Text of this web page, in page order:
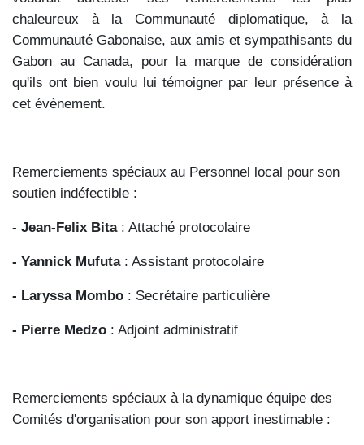
chaleureux à la Communauté diplomatique, à la
Communauté Gabonaise, aux amis et sympathisants du
Gabon au Canada, pour la marque de considération
qu'ils ont bien voulu lui témoigner par leur présence à
cet évènement.
Remerciements spéciaux au Personnel local pour son
soutien indéfectible :
- Jean-Felix Bita: Attaché protocolaire
- Yannick Mufuta: Assistant protocolaire
- Laryssa Mombo : Secrétaire particulière
- Pierre Medzo : Adjoint administratif
Remerciements spéciaux à la dynamique équipe des
Comités d'organisation pour son apport inestimable :